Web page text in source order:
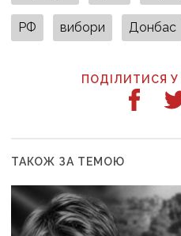
РФ вибори Донбас
ПОДІЛИТИСЯ
ТАКОЖ ЗА ТЕМОЮ